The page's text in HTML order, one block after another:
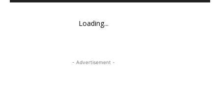
Loading...
- Advertisement -